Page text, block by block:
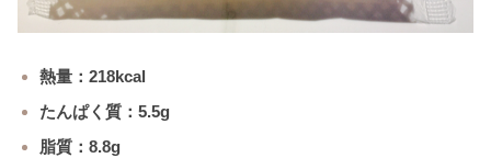
熱量：218kcal
たんぱく質：5.5g
脂質：8.8g